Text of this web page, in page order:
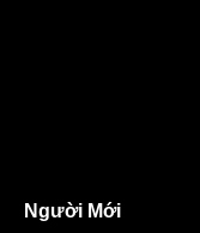
Người Mới